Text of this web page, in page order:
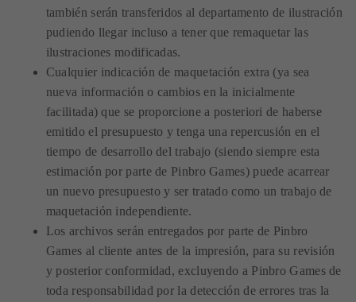
también serán transferidos al departamento de ilustración
pudiendo llegar incluso a tener que remaquetar las
ilustraciones modificadas.
Cualquier indicación de maquetación extra (ya sea
nueva información o cambios en la inicialmente
facilitada) que se proporcione a posteriori de haberse
emitido el presupuesto y tenga una repercusión en el
tiempo de desarrollo del trabajo (siendo siempre esta
estimación por parte de Pinbro Games) puede acarrear
un nuevo presupuesto y ser tratado como un trabajo de
maquetación independiente.
Los archivos serán entregados por parte de Pinbro
Games al cliente antes de la impresión, para su revisión
y posterior conformidad, excluyendo a Pinbro Games de
toda responsabilidad por la detección de errores tras la